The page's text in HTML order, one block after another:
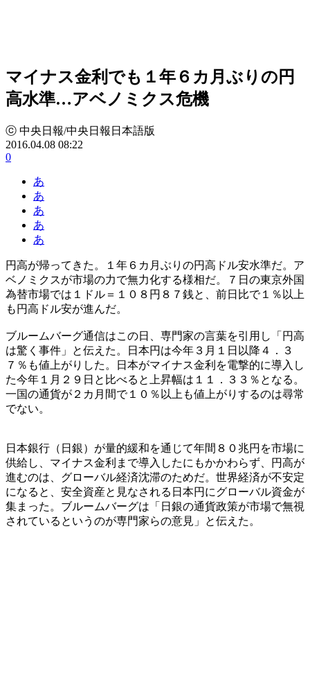
マイナス金利でも１年６カ月ぶりの円
高水準…アベノミクス危機
ⓒ 中央日報/中央日報日本語版
2016.04.08 08:22
0
あ
あ
あ
あ
あ
円高が帰ってきた。１年６カ月ぶりの円高ドル安水準だ。ア
ベノミクスが市場の力で無力化する様相だ。７日の東京外国
為替市場では１ドル＝１０８円８７銭と、前日比で１％以上
も円高ドル安が進んだ。
ブルームバーグ通信はこの日、専門家の言葉を引用し「円高
は驚く事件」と伝えた。日本円は今年３月１日以降４．３
７％も値上がりした。日本がマイナス金利を電撃的に導入し
た今年１月２９日と比べると上昇幅は１１．３３％となる。
一国の通貨が２カ月間で１０％以上も値上がりするのは尋常
でない。
日本銀行（日銀）が量的緩和を通じて年間８０兆円を市場に
供給し、マイナス金利まで導入したにもかかわらず、円高が
進むのは、グローバル経済沈滞のためだ。世界経済が不安定
になると、安全資産と見なされる日本円にグローバル資金が
集まった。ブルームバーグは「日銀の通貨政策が市場で無視
されているというのが専門家らの意見」と伝えた。